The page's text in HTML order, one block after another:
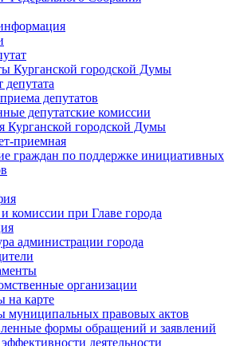
Курганской городской Думы
депутата
депутатов
депутатские комиссии
Курганской городской Думы
приемная
граждан по поддержке инициативных
комиссии при Главе города
администрации города
организации
на карте
муниципальных правовых актов
формы обращений и заявлений
деятельности